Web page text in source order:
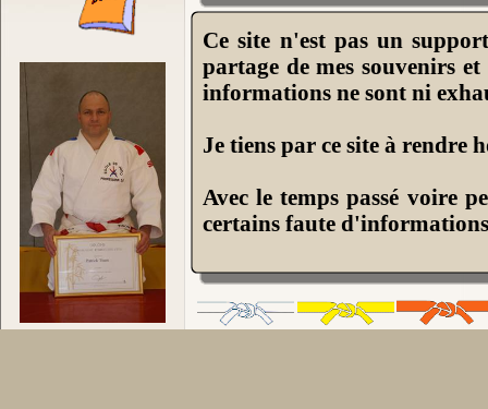
Ce site n'est pas un
partage de mes souvenirs
informations ne sont ni
Je tiens par ce site à rendre
Avec le temps passé voire
certains faute